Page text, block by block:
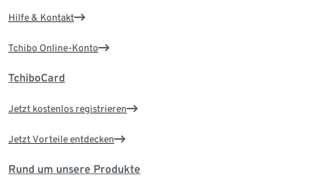
Hilfe & Kontakt
Tchibo Online-Konto
TchiboCard
Jetzt kostenlos registrieren
Jetzt Vorteile entdecken
Rund um unsere Produkte